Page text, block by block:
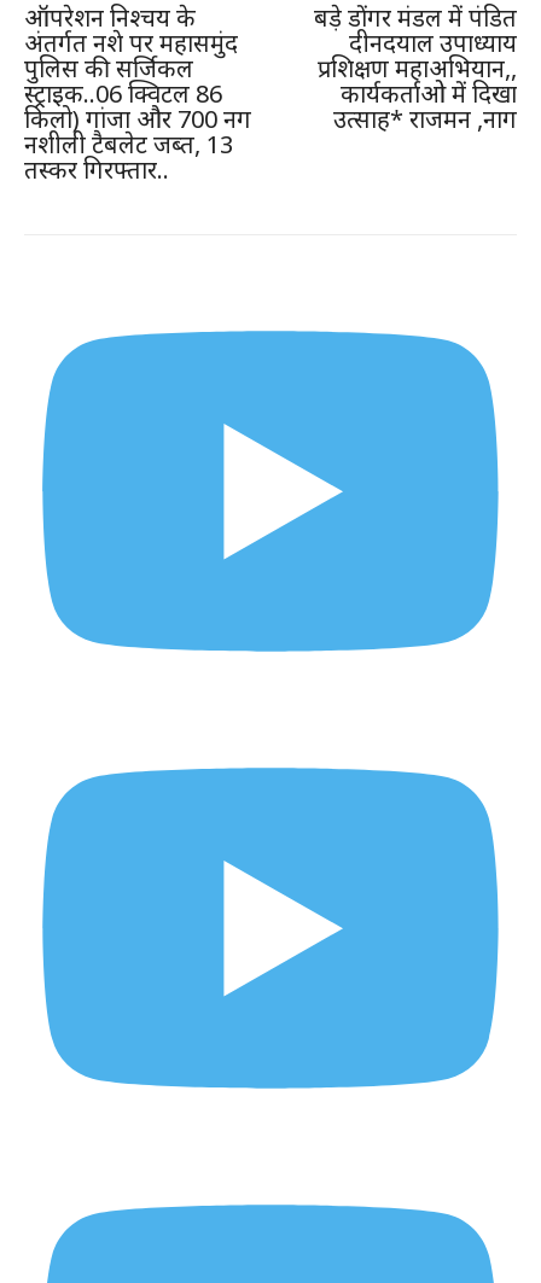
ऑपरेशन निश्चय के
अंतर्गत नशे पर महासमुंद
पुलिस की सर्जिकल
स्ट्राइक..06 क्विटल 86
किलो) गांजा और 700 नग
नशीली टैबलेट जब्त, 13
तस्कर गिरफ्तार..
बड़े डोंगर मंडल में पंडित
दीनदयाल उपाध्याय
प्रशिक्षण महाअभियान,,
कार्यकर्ताओ में दिखा
उत्साह* राजमन ,नाग